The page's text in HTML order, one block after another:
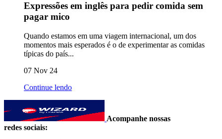
Expressões em inglês para pedir comida sem
pagar mico
Quando estamos em uma viagem internacional, um dos
momentos mais esperados é o de experimentar as comidas
típicas do país...
07 Nov 24
Continue lendo
Acompanhe nossas
redes sociais: